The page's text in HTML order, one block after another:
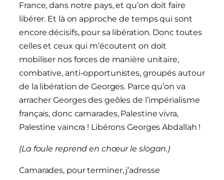
France, dans notre pays, et qu’on doit faire
libérer. Et là on approche de temps qui sont
encore décisifs, pour sa libération. Donc toutes
celles et ceux qui m’écoutent on doit
mobiliser nos forces de manière unitaire,
combative, anti-opportunistes, groupés autour
de la libération de Georges. Parce qu’on va
arracher Georges des geôles de l’impérialisme
français, donc camarades, Palestine vivra,
Palestine vaincra ! Libérons Georges Abdallah !
(La foule reprend en chœur le slogan.)
Camarades, pour terminer, j’adresse